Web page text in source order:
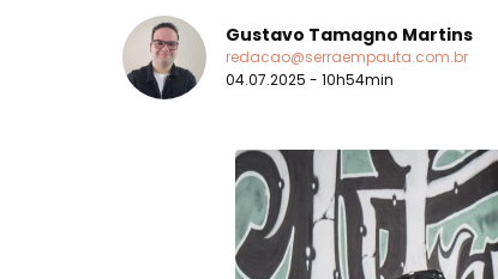
Gustavo Tamagno Martins
redacao@serraempauta.com.br
04.07.2025 - 10h54min